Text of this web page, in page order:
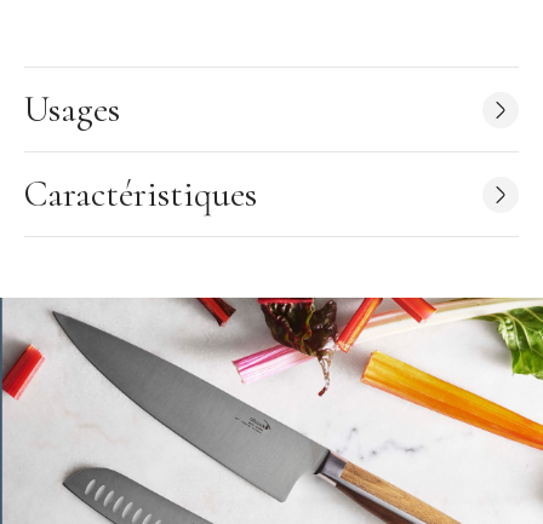
Caractéristiques du Tire-Bouchon Limonadier
Limonadier Double Détente
Dimensions :12 x 2,1 x 1,4 cm
Poids :75 g
Manche : inox
Couleur :inox et noir
Rivets :
Lave-vaisselle : non
Garantie à vie
Déglon
Usages
Caractéristiques